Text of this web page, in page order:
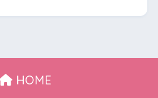
HOME